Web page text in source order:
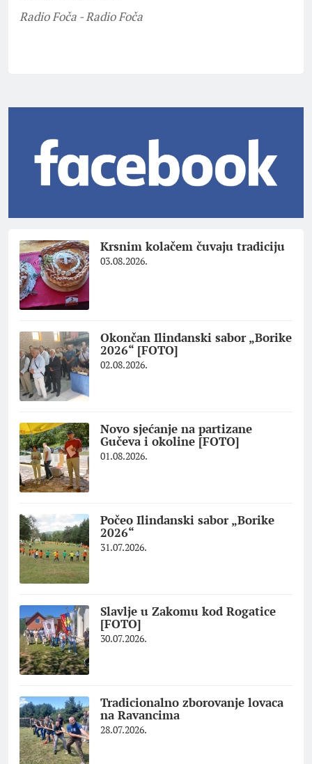
Radio Foča - Radio Foča
Krsnim kolačem čuvaju tradiciju
03.08.2026.
Okončan Ilindanski sabor „Borike
2026“ [FOTO]
02.08.2026.
Novo sjećanje na partizane
Gučeva i okoline [FOTO]
01.08.2026.
Počeo Ilindanski sabor „Borike
2026“
31.07.2026.
Slavlje u Zakomu kod Rogatice
[FOTO]
30.07.2026.
Tradicionalno zborovanje lovaca
na Ravancima
28.07.2026.